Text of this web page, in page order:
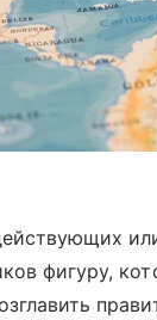
фигуру,